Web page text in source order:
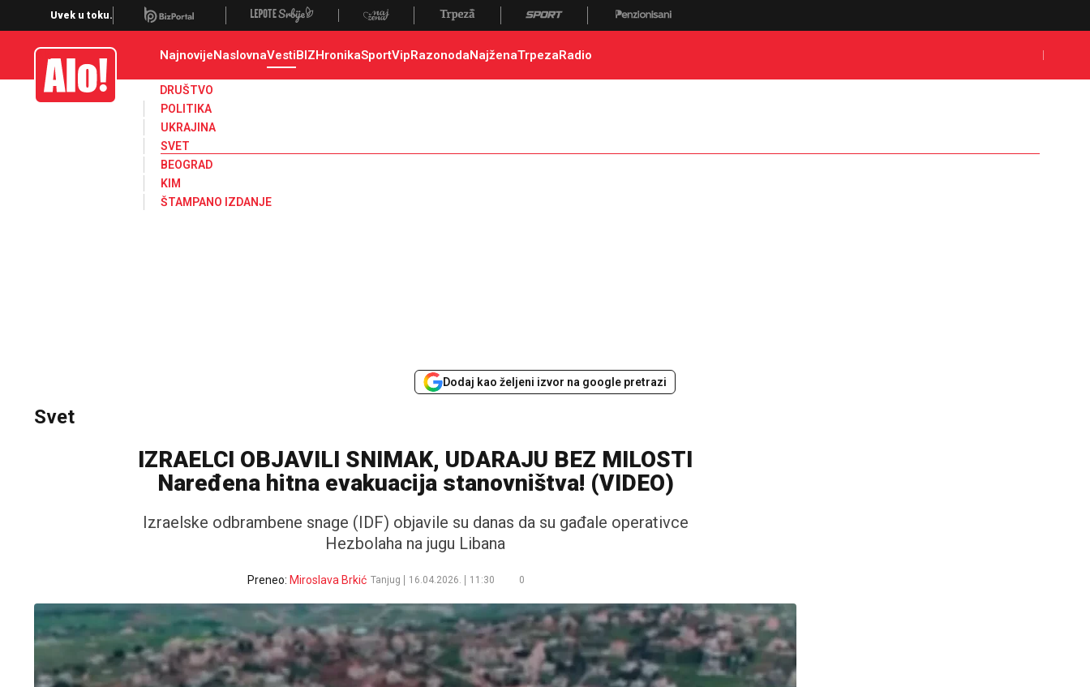
Svet, Ruske vesti, Planeta, Region
Uvek u toku.
Alo NajnovijeNaslovnaVestiBIZHronikaSportVipRazonodaNajženaTrpezaRadio
DRUŠTVO
POLITIKA
UKRAJINA
SVET
BEOGRAD
KIM
ŠTAMPANO IZDANJE
Dodaj kao željeni izvor na google pretrazi
Svet
IZRAELCI OBJAVILI SNIMAK, UDARAJU BEZ MILOSTI
Naređena hitna evakuacija stanovništva! (VIDEO)
Izraelske odbrambene snage (IDF) objavile su danas da su gađale operativce
Hezbolaha na jugu Libana
Preneo: Miroslava Brkić Tanjug 16.04.2026. 11:30 0